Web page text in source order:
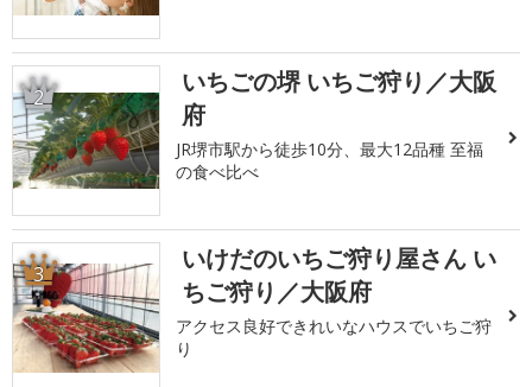
2
いちごの堺 いちご狩り／大阪
府
JR堺市駅から徒歩10分、最大12品種 至福
の食べ比べ
3
いけだのいちご狩り屋さん い
ちご狩り／大阪府
アクセス良好できれいなハウスでいちご狩
り